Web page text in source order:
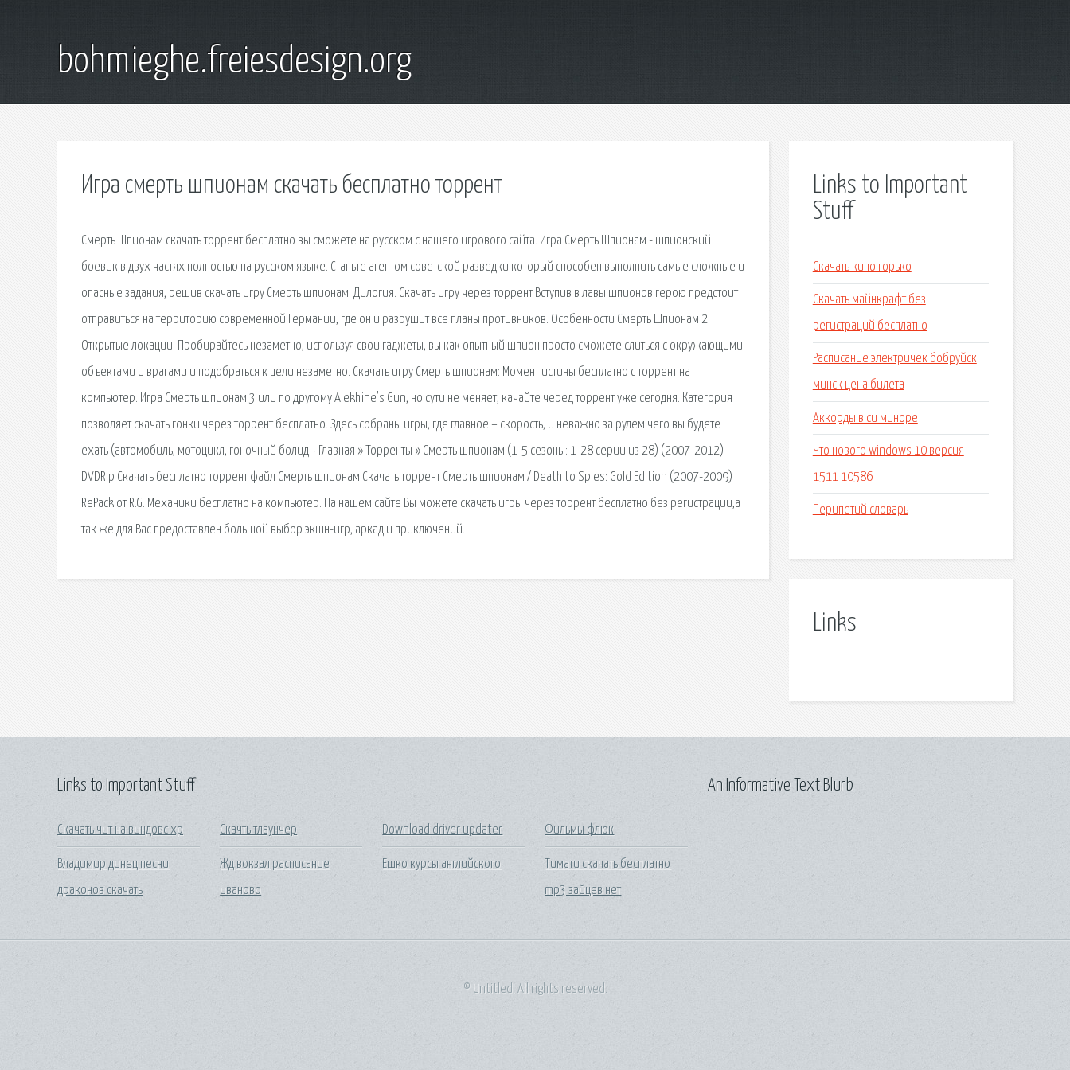
bohmieghe.freiesdesign.org
Игра смерть шпионам скачать бесплатно торрент
Смерть Шпионам скачать торрент бесплатно вы сможете на русском с нашего игрового сайта. Игра Смерть Шпионам - шпионский
боевик в двух частях полностью на русском языке. Станьте агентом советской разведки который способен выполнить самые сложные и
опасные задания, решив скачать игру Смерть шпионам: Дилогия. Скачать игру через торрент Вступив в лавы шпионов герою предстоит
отправиться на территорию современной Германии, где он и разрушит все планы противников. Особенности Смерть Шпионам 2.
Открытые локации. Пробирайтесь незаметно, используя свои гаджеты, вы как опытный шпион просто сможете слиться с окружающими
объектами и врагами и подобраться к цели незаметно. Скачать игру Смерть шпионам: Момент истины бесплатно c торрент на
компьютер. Игра Смерть шпионам 3 или по другому Alekhine's Gun, но сути не меняет, качайте черед торрент уже сегодня. Категория
позволяет скачать гонки через торрент бесплатно. Здесь собраны игры, где главное – скорость, и неважно за рулем чего вы будете
ехать (автомобиль, мотоцикл, гоночный болид. · Главная » Торренты » Смерть шпионам (1-5 сезоны: 1-28 серии из 28) (2007-2012)
DVDRip Скачать бесплатно торрент файл Смерть шпионам Скачать торрент Смерть шпионам / Death to Spies: Gold Edition (2007-2009)
RePack от R.G. Механики бесплатно на компьютер. На нашем сайте Вы можете скачать игры через торрент бесплатно без регистрации,а
так же для Вас предоставлен большой выбор экшн-игр, аркад и приключений.
Links to Important
Stuff
Скачать кино горько
Скачать майнкрафт без
регистраций бесплатно
Расписание электричек бобруйск
минск цена билета
Аккорды в си миноре
Что нового windows 10 версия
1511 10586
Перипетий словарь
Links
Links to Important Stuff
Скачать чит на виндовс xp
Владимир динец песни
драконов скачать
Скачть тлаунчер
Жд вокзал расписание
иваново
Download driver updater
Ешко курсы английского
Фильмы флюк
Тимати скачать бесплатно
mp3 зайцев нет
An Informative Text Blurb
© Untitled. All rights reserved.